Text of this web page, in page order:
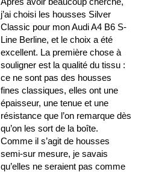
j’ai choisi les housses Silver
Classic pour mon Audi A4 B6 S-
Line Berline, et le choix a été
excellent. La première chose à
souligner est la qualité du tissu :
ce ne sont pas des housses
fines classiques, elles ont une
épaisseur, une tenue et une
résistance que l’on remarque dès
qu’on les sort de la boîte.
Comme il s’agit de housses
semi-sur mesure, je savais
qu’elles ne seraient pas comme